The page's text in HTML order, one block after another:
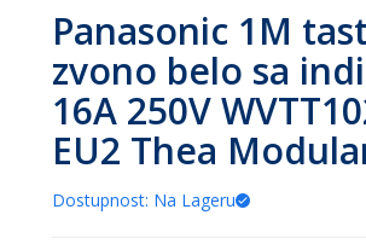
Panasonic 1M
zvono belo sa
16A 250V
EU2 Thea
Dostupnost: Na Lageru